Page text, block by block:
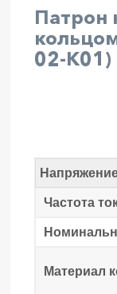
Патрон
02-K01)
Частота
Материал